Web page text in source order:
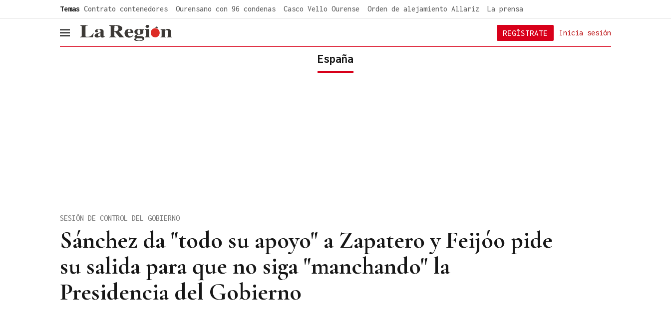
Temas Contrato contenedores Ourensano con 96 condenas Casco Vello Ourense Orden de alejamiento Allariz La prensa
header.menu.open Inicia sesión
REGÍSTRATE
España
Sánchez da "todo su apoyo" a Zapatero y Feijóo pide
su salida para que no siga "manchando" la
Presidencia del Gobierno
SESIÓN DE CONTROL DEL GOBIERNO